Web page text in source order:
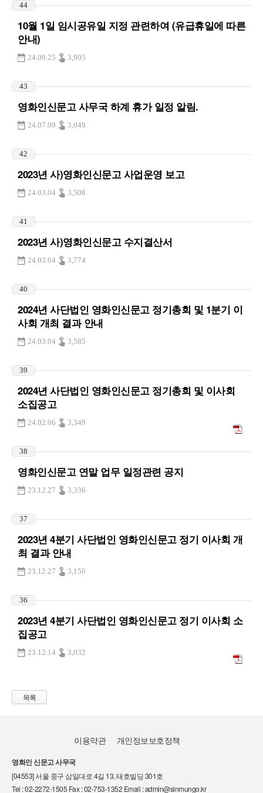
44
10월 1일 임시공유일 지정 관련하여 (유급휴일에 따른
안내)
24.09.25 3,905
43
영화인신문고 사무국 하계 휴가 일정 알림.
24.07.09 3,049
42
2023년 사)영화인신문고 사업운영 보고
24.03.04 3,508
41
2023년 사)영화인신문고 수지결산서
24.03.04 3,774
40
2024년 사단법인 영화인신문고 정기총회 및 1분기 이
사회 개최 결과 안내
24.03.04 3,585
39
2024년 사단법인 영화인신문고 정기총회 및 이사회
소집공고
24.02.06 3,349
38
영화인신문고 연말 업무 일정관련 공지
23.12.27 3,336
37
2023년 4분기 사단법인 영화인신문고 정기 이사회 개
최 결과 안내
23.12.27 3,150
36
2023년 4분기 사단법인 영화인신문고 정기 이사회 소
집공고
23.12.14 3,032
목록
이용약관 개인정보보호정책
영화인 신문고 사무국
[04553] 서울 중구 삼일대로 4길 13, 태호빌딩 301호
Tel : 02-2272-1505 Fax : 02-753-1352 Email : admin@sinmungo.kr